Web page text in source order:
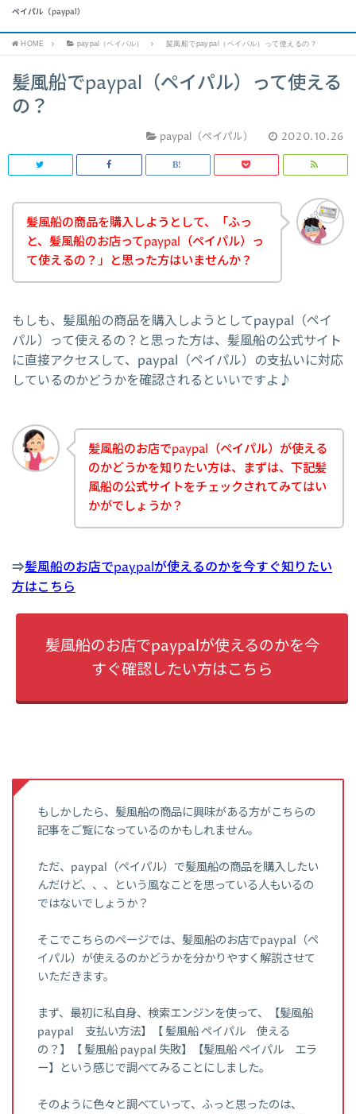
ペイパル（paypal）
HOME paypal（ペイパル） 髪風船でpaypal（ペイパル）って使えるの？
髪風船でpaypal（ペイパル）って使える
の？
paypal（ペイパル） 2020.10.26
髪風船の商品を購入しようとして、「ふっ
と、髪風船のお店ってpaypal（ペイパル）っ
て使えるの？」と思った方はいませんか？
もしも、髪風船の商品を購入しようとしてpaypal（ペイ
パル）って使えるの？と思った方は、髪風船の公式サイト
に直接アクセスして、paypal（ペイパル）の支払いに対応
しているのかどうかを確認されるといいですよ♪
髪風船のお店でpaypal（ペイパル）が使える
のかどうかを知りたい方は、まずは、下記髪
風船の公式サイトをチェックされてみてはい
かがでしょうか？
⇒髪風船のお店でpaypalが使えるのかを今すぐ知りたい
方はこちら
髪風船のお店でpaypalが使えるのかを今
すぐ確認したい方はこちら
もしかしたら、髪風船の商品に興味がある方がこちらの
記事をご覧になっているのかもしれません。
ただ、paypal（ペイパル）で髪風船の商品を購入したい
んだけど、、、という風なことを思っている人もいるの
ではないでしょうか？
そこでこちらのページでは、髪風船のお店でpaypal（ペ
イパル）が使えるのかどうかを分かりやすく解説させて
いただきます。
まず、最初に私自身、検索エンジンを使って、【髪風船
paypal 支払い方法】【 髪風船 ペイパル 使える
の？】【 髪風船 paypal 失敗】【髪風船 ペイパル エラ
ー】という感じで調べてみることにしました。
そのように色々と調べていって、ふっと思ったのは、